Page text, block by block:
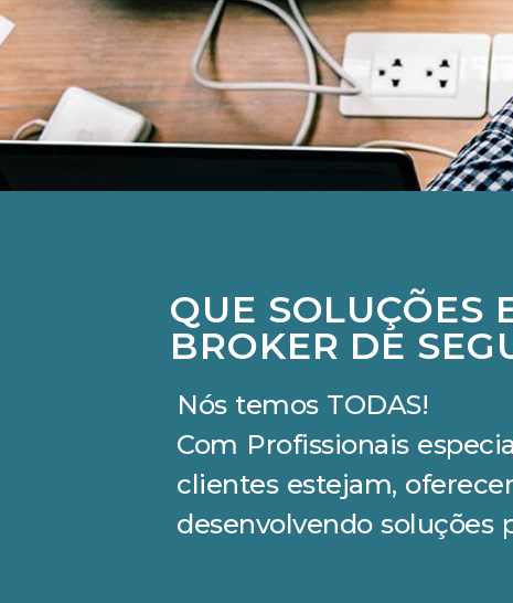
QUE SOLUÇÕES
BROKER DE
Nós temos TODAS!
Com Profissionais
clientes estejam,
desenvolvendo soluções